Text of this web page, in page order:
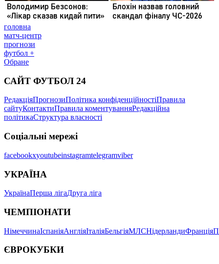
головна
матч-центр
прогнози
футбол +
Обране
САЙТ ФУТБОЛ 24
РедакціяПрогнозиПолітика конфіденційностіПравила
сайтуКонтактиПравила коментуванняРедакційна
політикаСтруктура власності
Соціальні мережі
facebookxyoutubeinstagramtelegramviber
УКРАЇНА
УкраїнаПерша лігаДруга ліга
ЧЕМПІОНАТИ
НімеччинаІспаніяАнгліяІталіяБельгіяМЛСНідерландиФранція
ЄВРОКУБКИ